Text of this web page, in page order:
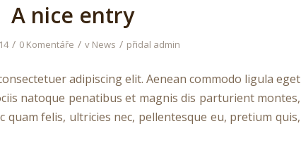
A nice entry
/ 0 Komentáře / v News / přidal admin
adipiscing elit. Aenean commodo ligula eget
natoque penatibus et magnis dis parturient montes,
quam felis, ultricies nec, pellentesque eu, pretium quis,